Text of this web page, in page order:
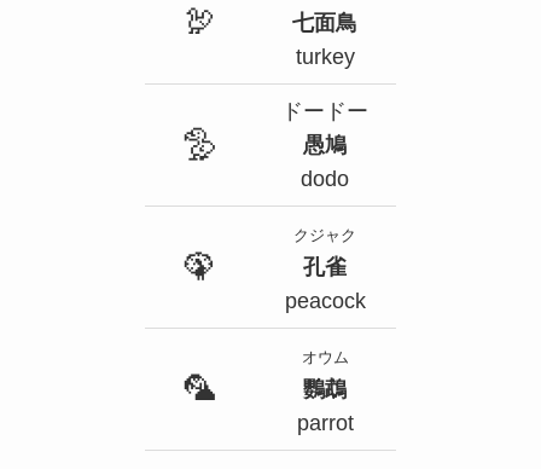
🦃
七面鳥
turkey
🦤
ドードー
愚鳩
dodo
🦚
クジャク
孔雀
peacock
🦜
オウム
鸚鵡
parrot